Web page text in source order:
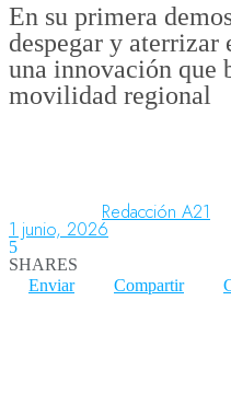
Aeropuertos
Organismos
Aeroespacial
En su primera
despegar y aterrizar
una innovación que
movilidad regional
Redacción A21
1 junio, 2026
5
SHARES
Enviar
Compartir